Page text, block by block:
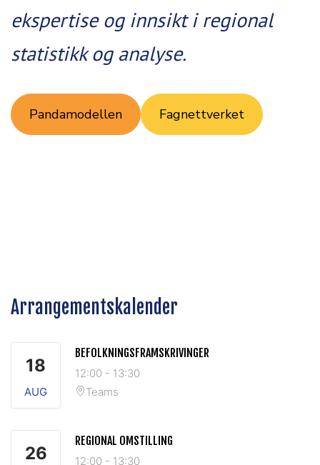
ekspertise og innsikt i regional
statistikk og analyse.
Pandamodellen Fagnettverket
Arrangementskalender
18
AUG
BEFOLKNINGSFRAMSKRIVINGER
12:00 - 13:30
Teams
26
REGIONAL OMSTILLING
12:00 - 13:30